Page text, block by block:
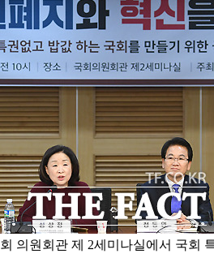
의원회관 제 2세미나실에서 국회